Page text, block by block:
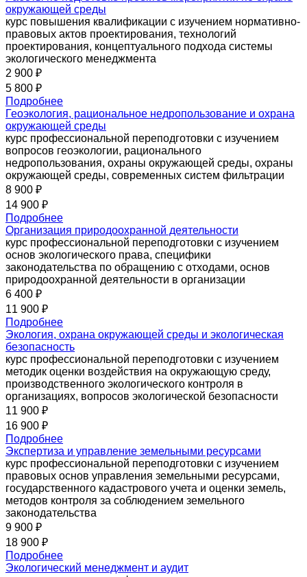
окружающей среды
курс повышения квалификации с изучением нормативно-
правовых актов проектирования, технологий
проектирования, концептуального подхода системы
экологического менеджмента
2 900 ₽
5 800 ₽
Подробнее
Геоэкология, рациональное недропользование и охрана
окружающей среды
курс профессиональной переподготовки с изучением
вопросов геоэкологии, рационального
недропользования, охраны окружающей среды, охраны
окружающей среды, современных систем фильтрации
8 900 ₽
14 900 ₽
Подробнее
Организация природоохранной деятельности
курс профессиональной переподготовки с изучением
основ экологического права, специфики
законодательства по обращению с отходами, основ
природоохранной деятельности в организации
6 400 ₽
11 900 ₽
Подробнее
Экология, охрана окружающей среды и экологическая
безопасность
курс профессиональной переподготовки с изучением
методик оценки воздействия на окружающую среду,
производственного экологического контроля в
организациях, вопросов экологической безопасности
11 900 ₽
16 900 ₽
Подробнее
Экспертиза и управление земельными ресурсами
курс профессиональной переподготовки с изучением
правовых основ управления земельными ресурсами,
государственного кадастрового учета и оценки земель,
методов контроля за соблюдением земельного
законодательства
9 900 ₽
18 900 ₽
Подробнее
Экологический менеджмент и аудит